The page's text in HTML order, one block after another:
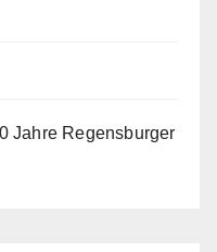
Jahre Regensburger